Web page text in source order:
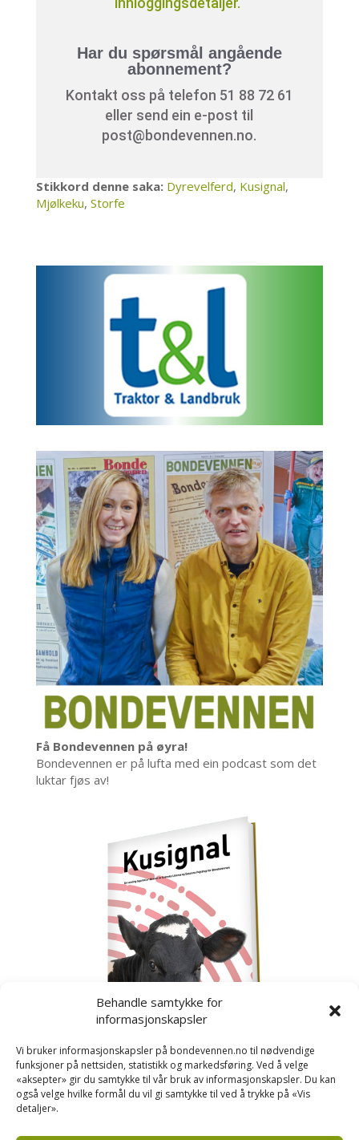
Behandle samtykke for
informasjonskapsler
Vi bruker informasjonskapsler på bondevennen.no til nødvendige
funksjoner på nettsiden, statistikk og markedsføring. Ved å velge
«aksepter» gir du samtykke til vår bruk av informasjonskapsler. Du kan
også velge hvilke formål du vil gi samtykke til ved å trykke på «Vis
detaljer».
Har du spørsmål angående
abonnement?
Kontakt oss på telefon 51 88 72 61
eller send ein e-post til
post@bondevennen.no.
Stikkord denne saka: Dyrevelferd, Kusignal,
Mjølkeku, Storfe
Få Bondevennen på øyra!
Bondevennen er på lufta med ein podcast som det
luktar fjøs av!
Kusignal